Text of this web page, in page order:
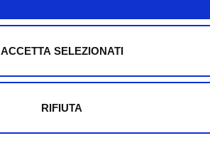
ACCETTA SELEZIONATI
RIFIUTA